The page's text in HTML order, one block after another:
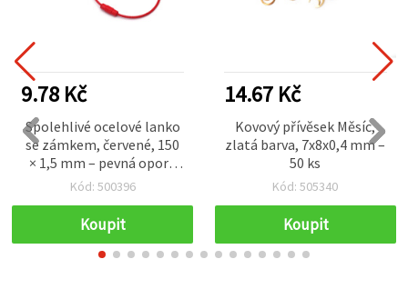
9.78 Kč
Spolehlivé ocelové lanko
se zámkem, červené, 150
× 1,5 mm – pevná opora
pro hobby, DIY i
Kód: 500396
Koupit
14.67 Kč
Kovový přívěsek Měsíc,
zlatá barva, 7x8x0,4 mm –
50 ks
Kód: 505340
Koupit